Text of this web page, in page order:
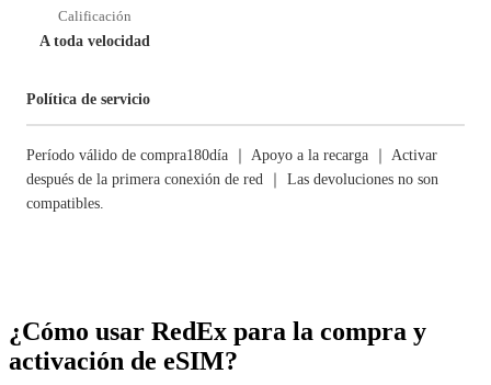
Calificación
A toda velocidad
Política de servicio
Período válido de compra180día ｜ Apoyo a la recarga ｜ Activar
después de la primera conexión de red ｜ Las devoluciones no son
compatibles.
¿Cómo usar RedEx para la compra y
activación de eSIM?